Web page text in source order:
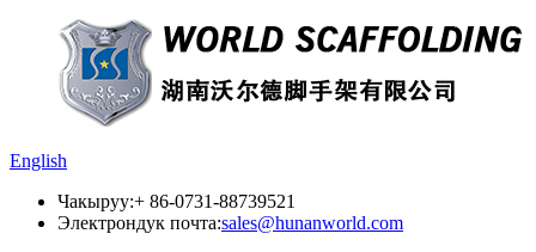
English
Чакыруу:+ 86-0731-88739521
Электрондук почта:sales@hunanworld.com